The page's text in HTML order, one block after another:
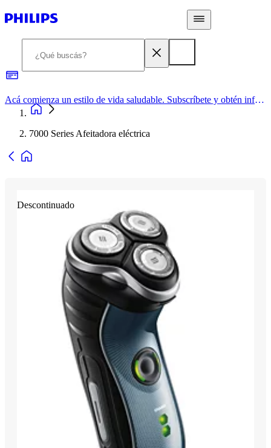
Acá comienza un estilo de vida saludable. Subscríbete y obtén información de primera mano
7000 Series Afeitadora eléctrica
Descontinuado